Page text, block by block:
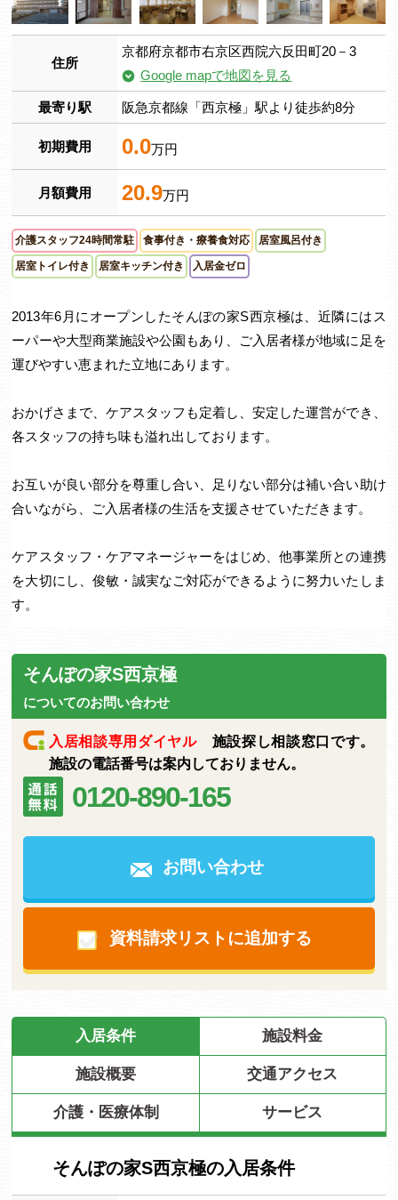
住所
京都府京都市右京区西院六反田町20－3
Google mapで地図を見る
最寄り駅 阪急京都線「西京極」駅より徒歩約8分
初期費用 0.0万円
月額費用 20.9万円
介護スタッフ24時間常駐 食事付き・療養食対応 居室風呂付き
居室トイレ付き 居室キッチン付き 入居金ゼロ
2013年6月にオープンしたそんぽの家S西京極は、近隣にはス
ーパーや大型商業施設や公園もあり、ご入居者様が地域に足を
運びやすい恵まれた立地にあります。
おかげさまで、ケアスタッフも定着し、安定した運営ができ、
各スタッフの持ち味も溢れ出しております。
お互いが良い部分を尊重し合い、足りない部分は補い合い助け
合いながら、ご入居者様の生活を支援させていただきます。
ケアスタッフ・ケアマネージャーをはじめ、他事業所との連携
を大切にし、俊敏・誠実なご対応ができるように努力いたしま
す。
そんぽの家S西京極
についてのお問い合わせ
入居相談専用ダイヤル施設探し相談窓口です。
施設の電話番号は案内しておりません。
0120-890-165
お問い合わせ
資料請求リストに追加する
入居条件 施設料金
施設概要 交通アクセス
介護・医療体制 サービス
そんぽの家S西京極の入居条件